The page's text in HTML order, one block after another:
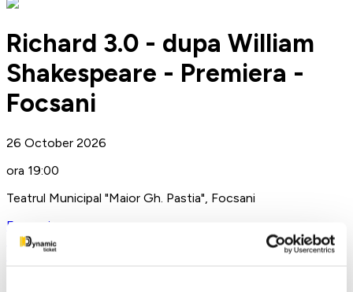
Richard 3.0 - dupa William
Shakespeare - Premiera -
Focsani
26 October 2026
ora 19:00
Teatrul Municipal "Maior Gh. Pastia", Focsani
Focsani
Teatru
Teatrul ROD